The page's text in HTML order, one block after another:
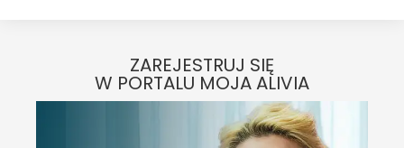
ZAREJESTRUJ SIĘ
W PORTALU MOJA ALIVIA